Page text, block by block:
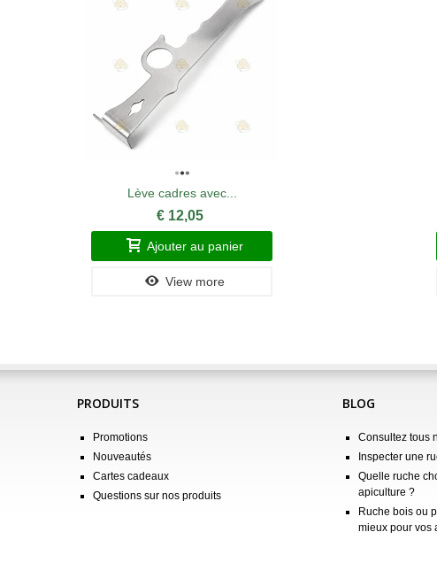
Lève cadres avec...
€ 12,05
Ajouter au panier
View more
PRODUITS
Promotions
Nouveautés
Cartes cadeaux
Questions sur nos produits
BLOG
Consultez tous
Inspecter une
Quelle ruche
apiculture ?
Ruche bois ou
mieux pour vos